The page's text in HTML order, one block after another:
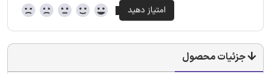
جزئیات محصول